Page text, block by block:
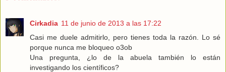
Cirkadia 11 de junio de 2013 a las 17:22
Casi me duele admitirlo, pero tienes toda la razón. Lo sé
porque nunca me bloqueo o3ob
Una pregunta, ¿lo de la abuela también lo están
investigando los científicos?